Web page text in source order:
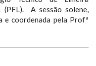
(PFL). A sessão solene,
e coordenada pela Profª